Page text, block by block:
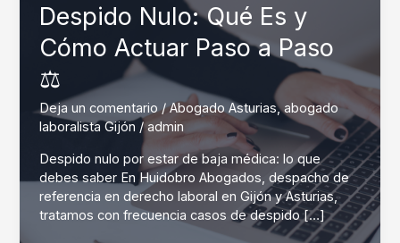
Despido Nulo: Qué Es y
Cómo Actuar Paso a Paso
⚖️
Deja un comentario /Abogado Asturias,abogado
laboralista Gijón /admin
Despido nulo por estar de baja médica: lo que
debes saber En Huidobro Abogados, despacho de
referencia en derecho laboral en Gijón y Asturias,
tratamos con frecuencia casos de despido […]